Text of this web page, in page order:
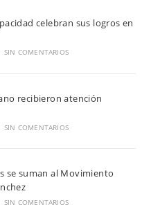
celebran sus logros en
SIN COMENTARIOS
recibieron atención
SIN COMENTARIOS
se suman al Movimiento
SIN COMENTARIOS